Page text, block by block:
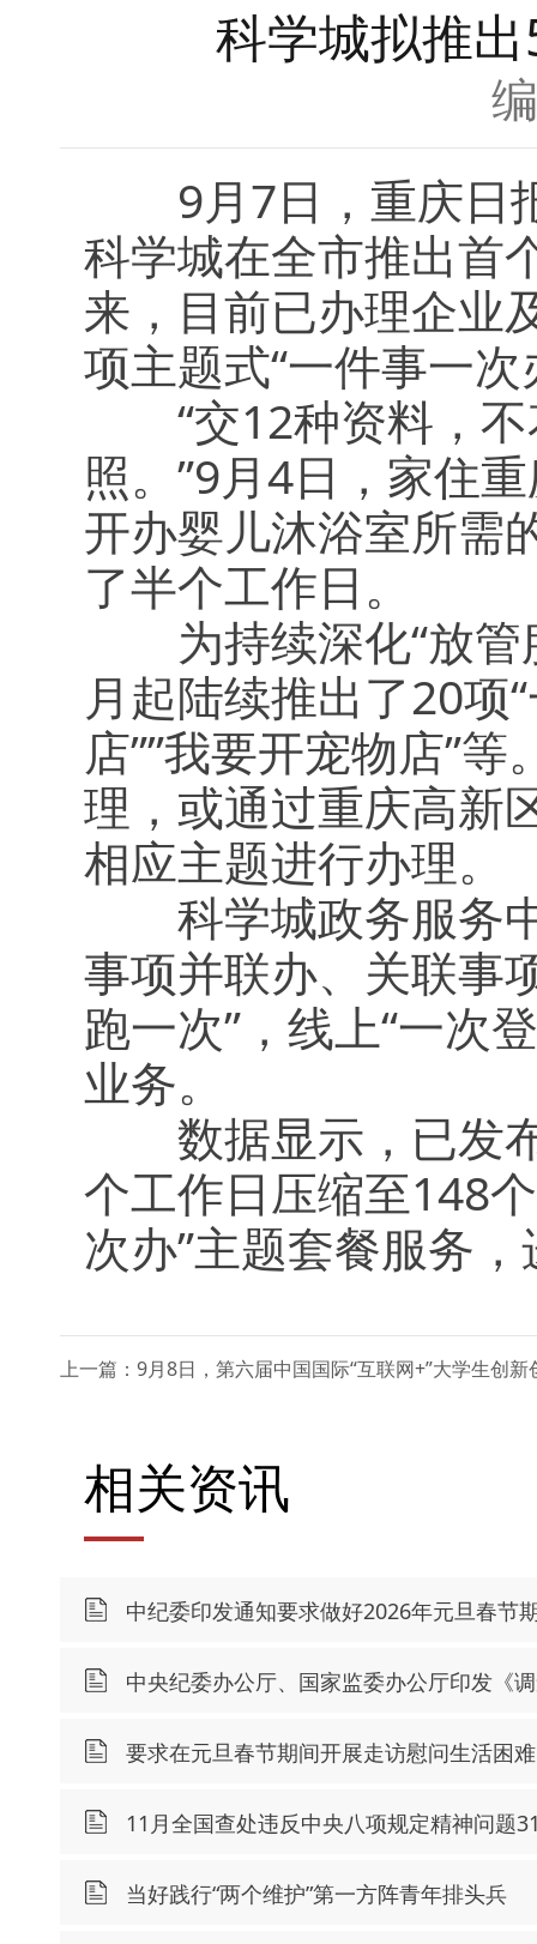
科学城拟推
9月7日，重庆日报
科学城在全市推出首
来，目前已办理企业
项主题式“一件事一
“交12种资料，不
照。”9月4日，家住
开办婴儿沐浴室所需
了半个工作日。
为持续深化“放管
月起陆续推出了20项
店””我要开宠物店”
理，或通过重庆高新
相应主题进行办理。
科学城政务服务中
事项并联办、关联事
跑一次”，线上“一次
业务。
数据显示，已发布
个工作日压缩至148
次办”主题套餐服务
上一篇：9月8日，第六届中国国际“互联网+”大学生创新
相关资讯
中纪委印发通知要求做好2026年元旦春节
中央纪委办公厅、国家监委办公厅印发《
要求在元旦春节期间开展走访慰问生活困
11月全国查处违反中央八项规定精神问题
当好践行“两个维护”第一方阵青年排头兵